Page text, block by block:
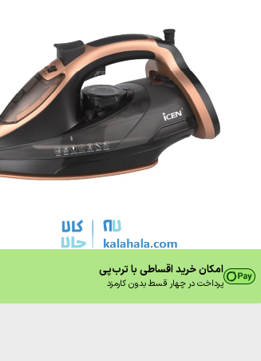
امکان خرید اقساطی با ترب‌پی
پرداخت در چهار قسط بدون کارمزد